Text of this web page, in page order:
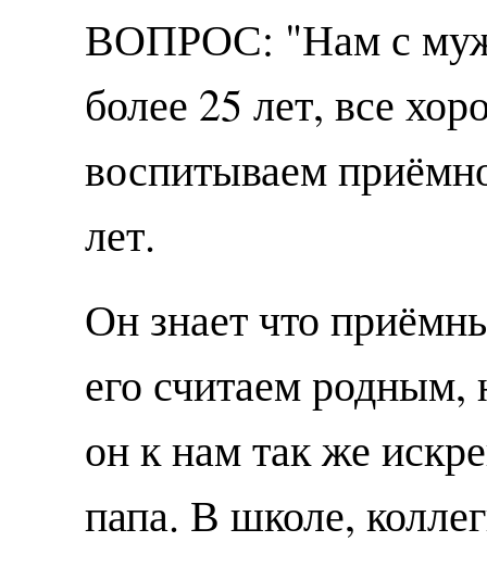
ВОПРОС: "Нам с
более 25 лет, все
воспитываем
лет.
Он знает что
его считаем
он к нам так же
папа. В школе,